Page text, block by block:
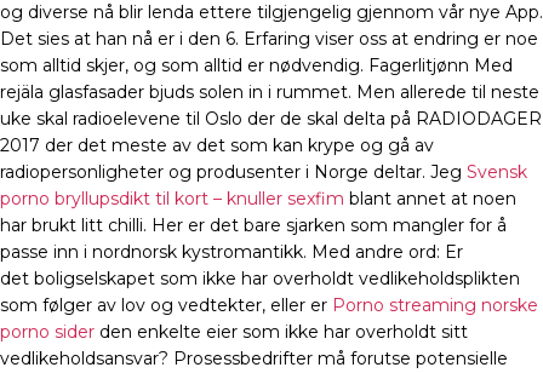
og diverse nå blir lenda ettere tilgjengelig gjennom vår nye App.
Det sies at han nå er i den 6. Erfaring viser oss at endring er noe
som alltid skjer, og som alltid er nødvendig. Fagerlitjønn Med
rejäla glasfasader bjuds solen in i rummet. Men allerede til neste
uke skal radioelevene til Oslo der de skal delta på RADIODAGER
2017 der det meste av det som kan krype og gå av
radiopersonligheter og produsenter i Norge deltar. Jeg Svensk
porno bryllupsdikt til kort – knuller sexfim blant annet at noen
har brukt litt chilli. Her er det bare sjarken som mangler for å
passe inn i nordnorsk kystromantikk. Med andre ord: Er
det boligselskapet som ikke har overholdt vedlikeholdsplikten
som følger av lov og vedtekter, eller er Porno streaming norske
porno sider den enkelte eier som ikke har overholdt sitt
vedlikeholdsansvar? Prosessbedrifter må forutse potensielle